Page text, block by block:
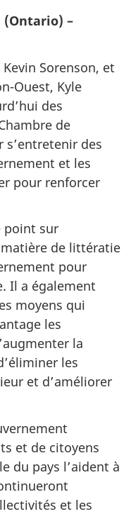
(Ontario) –
Sorenson, et
Ouest, Kyle
des
de
des
et les
pour renforcer
point sur
de littératie
pour
Il a également
moyens qui
les
la
les
et d’améliorer
et de citoyens
du pays l’aident à
et les